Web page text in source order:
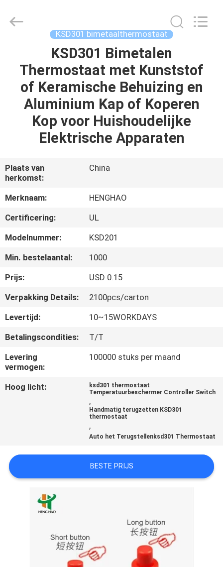
PRODUCTEN
SHOW
OVER
ONS
FABRIEKSREIS
KWALITEITSCONTROLE
CONTACTEER
ONS
NIEUWS
ALLE
GEVALLEN
POLICY
KSD301 bimetaalthermostaat
KSD301 Bimetalen
Thermostaat met Kunststof
of Keramische Behuizing en
Aluminium Kap of Koperen
Kop voor Huishoudelijke
Elektrische Apparaten
Plaats van
herkomst:
China
Merknaam:
HENGHAO
Certificering:
UL
Modelnummer:
KSD201
Min. bestelaantal:
1000
Prijs:
USD 0.15
Verpakking Details:
2100pcs/carton
Levertijd:
10~15WORKDAYS
Betalingscondities:
T/T
Levering
vermogen:
100000 stuks per maand
Hoog licht:
ksd301 thermostaat
Temperatuurbeschermer Controller Switch
,
Handmatig terugzetten KSD301
thermostaat
,
Auto het Terugstellenksd301 Thermostaat
BESTE PRIJS